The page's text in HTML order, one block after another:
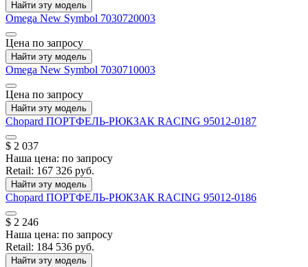
Найти эту модель
Omega New Symbol 7030720003
Цена по запросу
Найти эту модель
Omega New Symbol 7030710003
Цена по запросу
Найти эту модель
Chopard ПОРТФЕЛЬ-РЮКЗАК RACING 95012-0187
$ 2 037
Наша цена: по запросу
Retail: 167 326 руб.
Найти эту модель
Chopard ПОРТФЕЛЬ-РЮКЗАК RACING 95012-0186
$ 2 246
Наша цена: по запросу
Retail: 184 536 руб.
Найти эту модель